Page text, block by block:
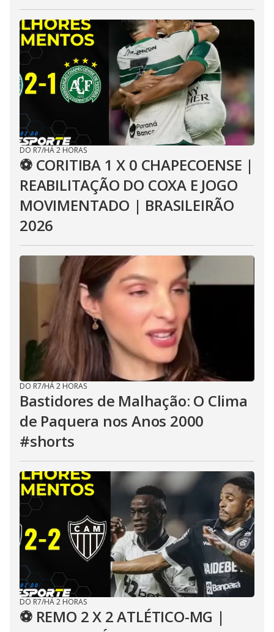
DO R7/HÁ 2 HORAS
⚽ CORITIBA 1 X 0 CHAPECOENSE |
REABILITAÇÃO DO COXA E JOGO
MOVIMENTADO | BRASILEIRÃO
2026
DO R7/HÁ 2 HORAS
Bastidores de Malhação: O Clima
de Paquera nos Anos 2000
#shorts
DO R7/HÁ 2 HORAS
⚽ REMO 2 X 2 ATLÉTICO-MG |